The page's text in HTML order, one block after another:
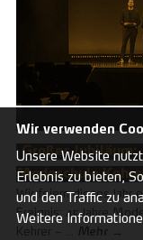
Großes Jubiläum:
Modeschule
Wir feiern dieses Jahr
Ereignis: 45 Jahre
Kehrer – ...
Mehr
Wir verwenden
Unsere Website
Erlebnis zu bieten,
und den Traffic zu
Weitere